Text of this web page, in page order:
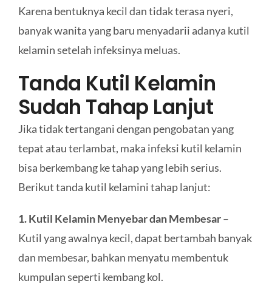
Karena bentuknya kecil dan tidak terasa nyeri,
banyak wanita yang baru menyadarii adanya kutil
kelamin setelah infeksinya meluas.
Tanda Kutil Kelamin
Sudah Tahap Lanjut
Jika tidak tertangani dengan pengobatan yang
tepat atau terlambat, maka infeksi kutil kelamin
bisa berkembang ke tahap yang lebih serius.
Berikut tanda kutil kelamini tahap lanjut:
1. Kutil Kelamin Menyebar dan Membesar–
Kutil yang awalnya kecil, dapat bertambah banyak
dan membesar, bahkan menyatu membentuk
kumpulan seperti kembang kol.